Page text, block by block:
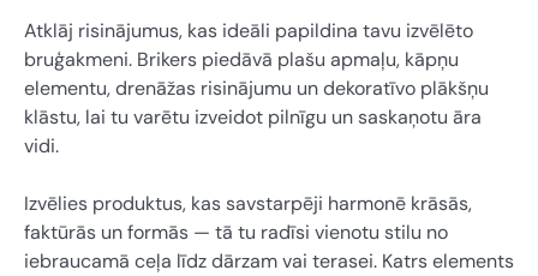
Atklāj risinājumus, kas ideāli papildina tavu izvēlēto
bruģakmeni. Brikers piedāvā plašu apmaļu, kāpņu
elementu, drenāžas risinājumu un dekoratīvo plākšņu
klāstu, lai tu varētu izveidot pilnīgu un saskaņotu āra
vidi.
Izvēlies produktus, kas savstarpēji harmonē krāsās,
faktūrās un formās — tā tu radīsi vienotu stilu no
iebraucamā ceļa līdz dārzam vai terasei. Katrs elements